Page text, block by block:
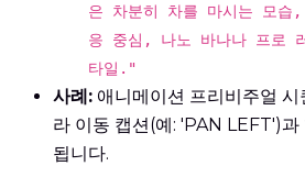
은 차분히 차를 마시는 모
응 중심, 나노 바나나 프로
타일."
사례: 애니메이션 프리비주얼
라 이동 캡션(예: 'PAN LEFT')과
됩니다.